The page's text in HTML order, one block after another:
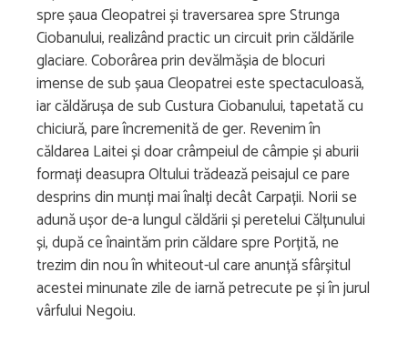
spre șaua Cleopatrei și traversarea spre Strunga
Ciobanului, realizând practic un circuit prin căldările
glaciare. Coborârea prin devălmășia de blocuri
imense de sub șaua Cleopatrei este spectaculoasă,
iar căldărușa de sub Custura Ciobanului, tapetată cu
chiciură, pare încremenită de ger. Revenim în
căldarea Laitei și doar crâmpeiul de câmpie și aburii
formați deasupra Oltului trădează peisajul ce pare
desprins din munți mai înalți decât Carpații. Norii se
adună ușor de-a lungul căldării și peretelui Călțunului
și, după ce înaintăm prin căldare spre Porțită, ne
trezim din nou în whiteout-ul care anunță sfârșitul
acestei minunate zile de iarnă petrecute pe și în jurul
vârfului Negoiu.